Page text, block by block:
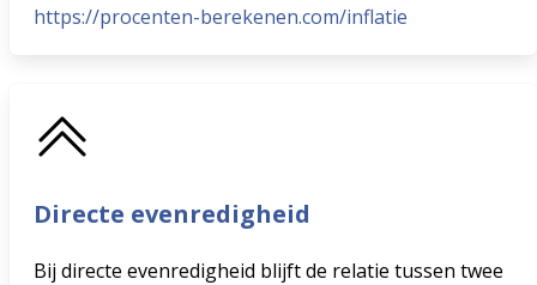
https://procenten-berekenen.com/inflatie
Directe evenredigheid
Bij directe evenredigheid blijft de relatie tussen twee